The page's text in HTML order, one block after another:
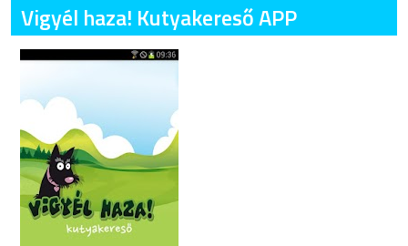
Vigyél haza! Kutyakereső APP